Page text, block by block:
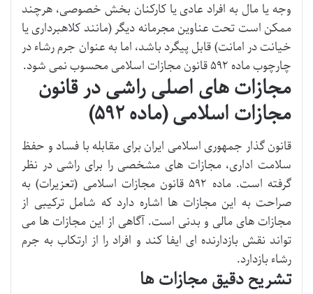
وجه یا مال به افراد عادی یا کارکنان بخش خصوصی، هرچند
ممکن است تحت عناوین مجرمانه دیگر (مانند کلاهبرداری یا
خیانت در امانت) قابل پیگرد باشد، اما به عنوان جرم رشاء در
چارچوب ماده ۵۹۲ قانون مجازات اسلامی محسوب نمی شود.
مجازات های اصلی راشی در قانون
مجازات اسلامی (ماده ۵۹۲)
قانون گذار جمهوری اسلامی ایران برای مقابله با فساد و حفظ
سلامت اداری، مجازات های مشخصی را برای راشی در نظر
گرفته است. ماده ۵۹۲ قانون مجازات اسلامی (تعزیرات) به
صراحت به این مجازات ها اشاره دارد که شامل ترکیبی از
مجازات های مالی و بدنی است. آگاهی از این مجازات ها می
تواند نقش بازدارنده ای ایفا کند و افراد را از ارتکاب به جرم
رشاء بازدارد.
تشریح دقیق مجازات ها